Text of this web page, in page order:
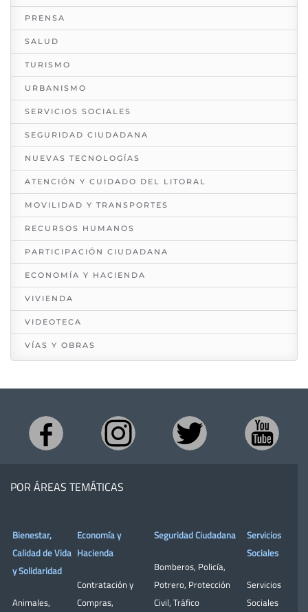
PRENSA
SALUD
TURISMO
URBANISMO
SERVICIOS SOCIALES
SEGURIDAD CIUDADANA
NUEVAS TECNOLOGÍAS
ATENCIÓN Y CUIDADO DEL LITORAL
MOVILIDAD Y TRANSPORTES
RECURSOS HUMANOS
PARTICIPACIÓN CIUDADANA
ECONOMÍA Y HACIENDA
VIVIENDA
VIDEOTECA
VÍAS Y OBRAS
POR ÁREAS TEMÁTICAS
Bienestar,
Calidad de Vida
y Solidaridad
Animales,
Economía y
Hacienda
Contratación y
Compras,
Seguridad Ciudadana
Bomberos, Policía,
Potrero, Protección
Civil, Tráfico
Servicios
Sociales
Servicios
Sociales